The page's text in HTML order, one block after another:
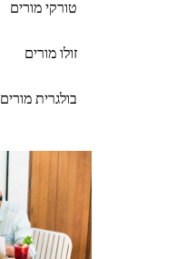
טורקי מורים
זולו מורים
בולגרית מורים